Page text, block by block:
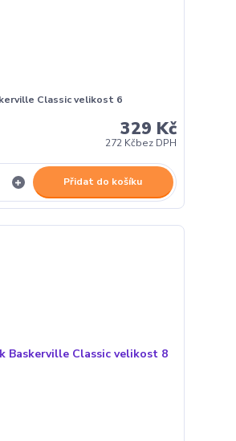
Classic velikost 6
329 Kč
272 Kčbez DPH
Přidat do košíku